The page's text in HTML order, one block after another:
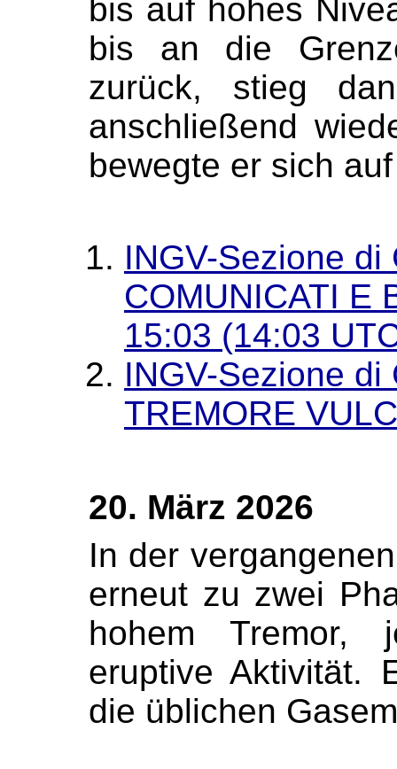
bis auf hohes
bis an die
zurück, stieg
anschließend
bewegte er sich
INGV-Sezione
COMUNICATI E
15:03 (14:03
INGV-Sezione
TREMORE
20. März 2026
In der
erneut zu zwei
hohem Tremor,
eruptive Aktivität.
die üblichen